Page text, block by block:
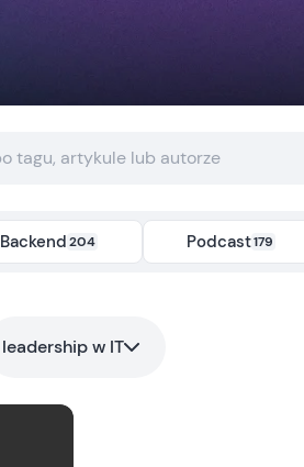
Backend204 Podcast179
leadership w IT